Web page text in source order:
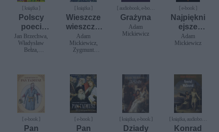
[ książka ]
Polscy
poeci
dzieciom
Jan Brzechwa,
Władysław
Bełza,
Jachowicz,
Maria
Konopnicka,
Ignacy Krasicki,
Adam
Mickiewicz,
Tadeusz Śliwiak
[ książka ]
Wieszcze
wieszczą.
Najpiękni
ejsze
wiersze
Adam
Mickiewicz,
Zygmunt
[ audiobook, e-book
]
Grażyna
Adam
Mickiewicz
[ e-book ]
Najpiękni
ejsze
utwory.
MultiBook
Adam
Mickiewicz
[ e-book ]
Pan
[ e-book ]
Pan
[ książka, e-book ]
Dziady
[ książka, audiobook
]
Konrad